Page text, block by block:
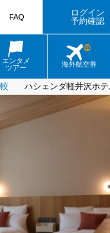
エンタメ
ツアー
海外航空券
FAQ
ログイン
予約確認
ハシェンダ軽井沢ホ